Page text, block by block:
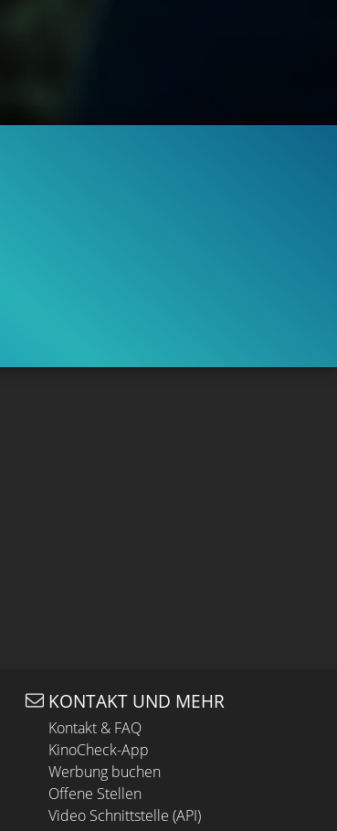
KONTAKT UND MEHR
Kontakt & FAQ
KinoCheck-App
Werbung buchen
Offene Stellen
Video Schnittstelle (API)